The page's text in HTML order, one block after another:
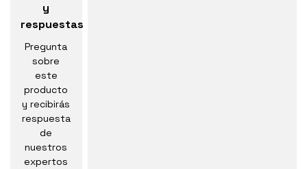
y
respuestas
Pregunta
sobre
este
producto
y recibirás
respuesta
de
nuestros
expertos